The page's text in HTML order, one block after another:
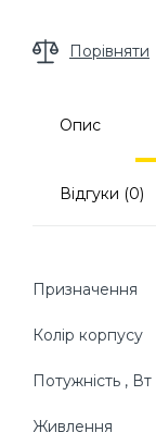
Порівняти
Опис
Відгуки (0)
Призначення
Колір корпусу
Потужність , Вт
Живлення